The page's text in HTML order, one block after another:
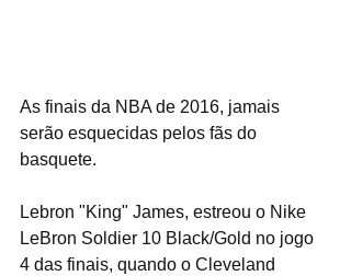
As finais da NBA de 2016, jamais
serão esquecidas pelos fãs do
basquete.
Lebron "King" James, estreou o Nike
LeBron Soldier 10 Black/Gold no jogo
4 das finais, quando o Cleveland